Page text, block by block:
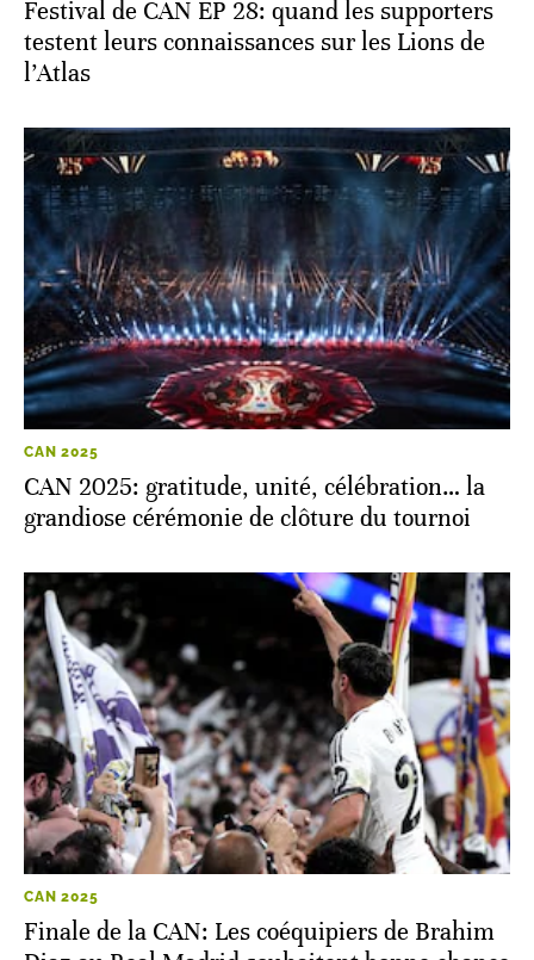
CAN 2025
Festival de CAN EP 28: quand les supporters
testent leurs connaissances sur les Lions de
CAN 2025
CAN 2025: gratitude, unité, célébration… la
CAN 2025